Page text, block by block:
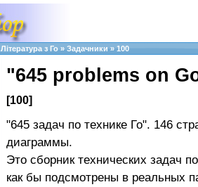
Література з Го » Задачники » 100
"645 problems on
[100]
"645 задач по технике Го". 146
диаграммы.
Это сборник технических задач
как бы подсмотрены в реальных